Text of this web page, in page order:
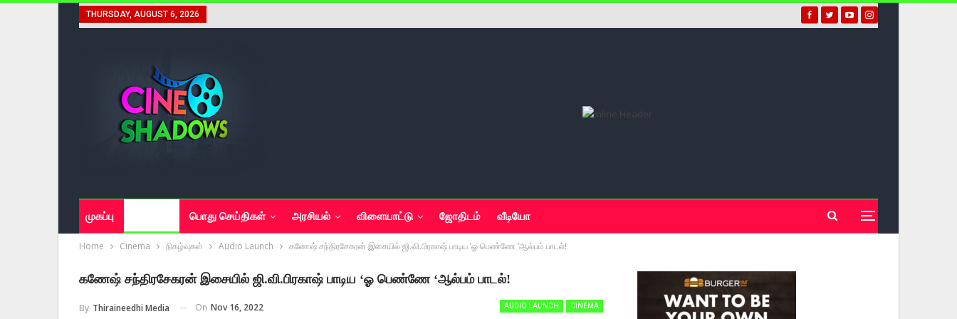
THURSDAY, AUGUST 6, 2026
முகப்பு பொது செய்திகள் அரசியல் விளையாட்டு ஜோதிடம் வீடியோ
Home Cinema நிகழ்வுகள் Audio Launch கணேஷ் சந்திரசேகரன் இசையில் ஜி.வி.பிரகாஷ் பாடிய ‘ஓ பெண்ணே ‘ஆல்பம் பாடல்!
கணேஷ் சந்திரசேகரன் இசையில் ஜி.வி.பிரகாஷ் பாடிய ‘ஓ பெண்ணே ‘ஆல்பம் பாடல்!
AUDIO LAUNCH CINEMA
By Thiraineedhi Media On Nov 16, 2022